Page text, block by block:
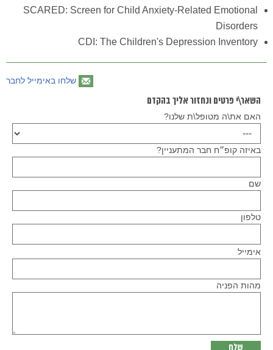
SCARED: Screen for Child Anxiety-Related Emotional
Disorders
CDI: The Children's Depression Inventory
שלחו באימייל לחבר
השאר\י פרטים ונחזור אליך בהקדם
האם את\ה מטופל\ת שלנו?
באיזה קופ״ח חבר המתעניין?
שם
טלפון
leave
אימייל
מהות הפניה